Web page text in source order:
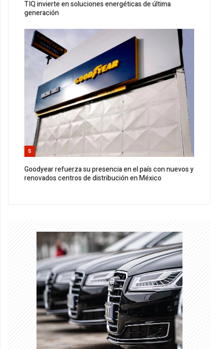
TIQ invierte en soluciones energéticas de última
generación
5
Goodyear refuerza su presencia en el país con nuevos y
renovados centros de distribución en México